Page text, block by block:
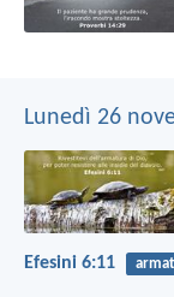
Lunedì 26
Efesini 6:11